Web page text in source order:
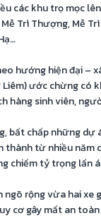
các khu trọ mọc
Trì Thượng, Mễ
hướng hiện đại –
ước chừng có
hàng sinh viên,
bất chấp những dự
thành từ nhiều năm
chiếm tỷ trọng lấn
rộng vừa hai xe
cơ gây mất an